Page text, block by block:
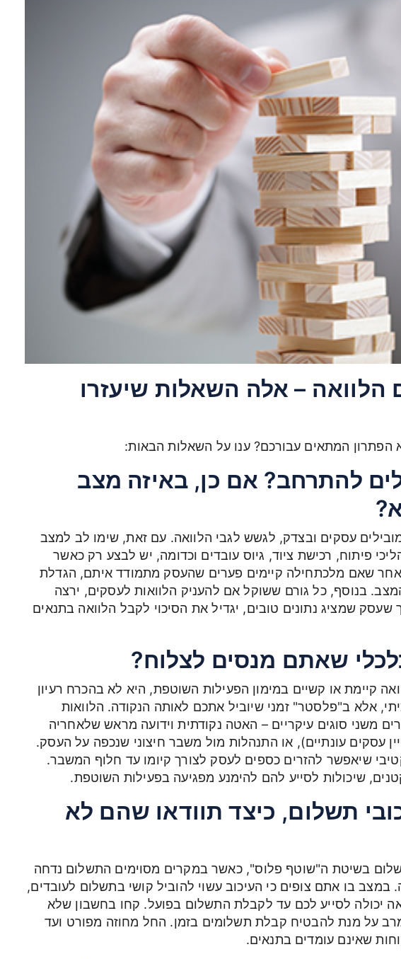
הלוואה – אלה השאלות שיעזרו
הפתרון המתאים עבורכם? ענו על השאלות הבאות:
להתרחב? אם כן, באיזה מצב
עסקים ובצדק, לגשש לגבי הלוואה. עם זאת, שימו לב למצב
פיתוח, רכישת ציוד, גיוס עובדים וכדומה, יש לבצע רק כאשר
שאם מלכתחילה קיימים פערים שהעסק מתמודד איתם, הגדלת
בנוסף, כל גורם ששוקל אם להעניק הלוואות לעסקים, ירצה
שמציג נתונים טובים, יגדיל את הסיכוי לקבל הלוואה בתנאים
קיימת או קשיים במימון הפעילות השוטפת, היא לא בהכרח רעיון
אלא ב"פלסטר" זמני שיוביל אתכם לאותה הנקודה. הלוואות
משני סוגים עיקריים – האטה נקודתית וידועה מראש שלאחריה
עסקים עונתיים), או התנהלות מול משבר חיצוני שנכפה על העסק.
שיאפשר להזרים כספים לעסק לצורך קיומו עד חלוף המשבר.
שיכולות לסייע להם להימנע מפגיעה בפעילות השוטפת.
תשלום, כיצד תוודאו שהם לא
בשיטת ה"שוטף פלוס", כאשר במקרים מסוימים התשלום נדחה
בו אתם צופים כי העיכוב עשוי להוביל קושי בתשלום לעובדים,
יכולה לסייע לכם עד לקבלת התשלום בפועל. קחו בחשבון שלא
על מנת להבטיח קבלת תשלומים בזמן. החל מחוזה מפורט ועד
שאינם עומדים בתנאים.